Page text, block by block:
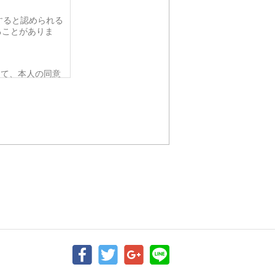
と認められる
とがありま
、本人の同意
ある場合であ
定める事務を
同意を得るこ
募者の同意を
法的な手続き
範囲におい